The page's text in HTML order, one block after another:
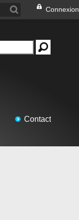
Connexion
Contact